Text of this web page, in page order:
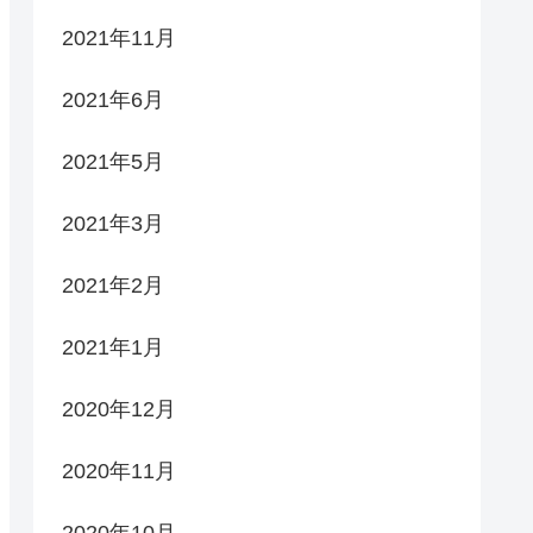
2021年11月
2021年6月
2021年5月
2021年3月
2021年2月
2021年1月
2020年12月
2020年11月